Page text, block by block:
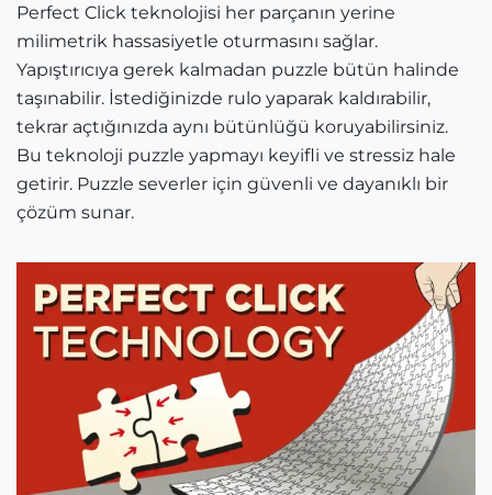
Perfect Click teknolojisi her parçanın yerine
milimetrik hassasiyetle oturmasını sağlar.
Yapıştırıcıya gerek kalmadan puzzle bütün halinde
taşınabilir. İstediğinizde rulo yaparak kaldırabilir,
tekrar açtığınızda aynı bütünlüğü koruyabilirsiniz.
Bu teknoloji puzzle yapmayı keyifli ve stressiz hale
getirir. Puzzle severler için güvenli ve dayanıklı bir
çözüm sunar.